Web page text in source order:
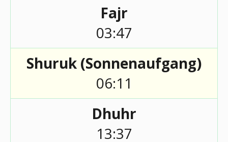
Fajr
03:47
Shuruk (Sonnenaufgang)
06:11
Dhuhr
13:37